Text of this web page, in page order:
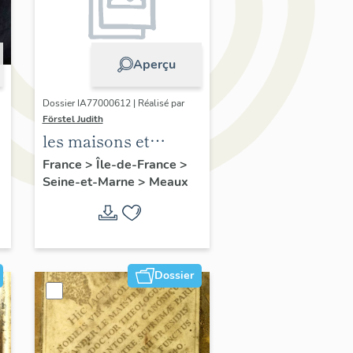
Aperçu
Dossier IA77000612 | Réalisé par
Förstel Judith
les maisons et
immeubles de
Meaux
France > Île-de-France >
Seine-et-Marne > Meaux
Dossier